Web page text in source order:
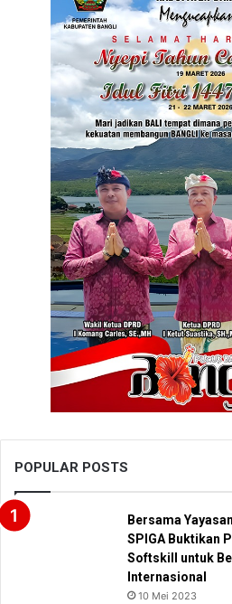
POPULAR POSTS
Bersama
SPIGA Buktikan
Softskill untuk
Internasional
10 Mei 2023